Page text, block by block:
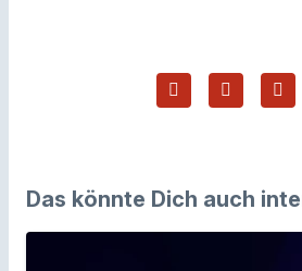
Das könnte Dich auch